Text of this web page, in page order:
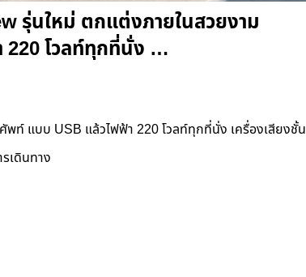
รุ่นใหม่ ตกแต่งภายในสวยงาม
220 โวลท์ทุกที่นั่ง …
ท์ แบบ USB แล้วไฟฟ้า 220 โวลท์ทุกที่นั่ง เครื่องเสียงชั้น
เดินทาง